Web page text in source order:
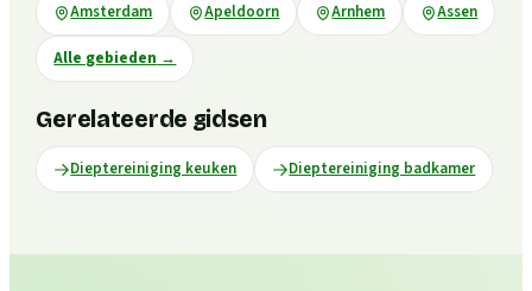
Amsterdam Apeldoorn Arnhem Assen
Alle gebieden →
Gerelateerde gidsen
Dieptereiniging keuken Dieptereiniging badkamer